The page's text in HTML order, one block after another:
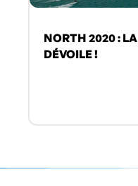
NORTH 2020 :
DÉVOILE !